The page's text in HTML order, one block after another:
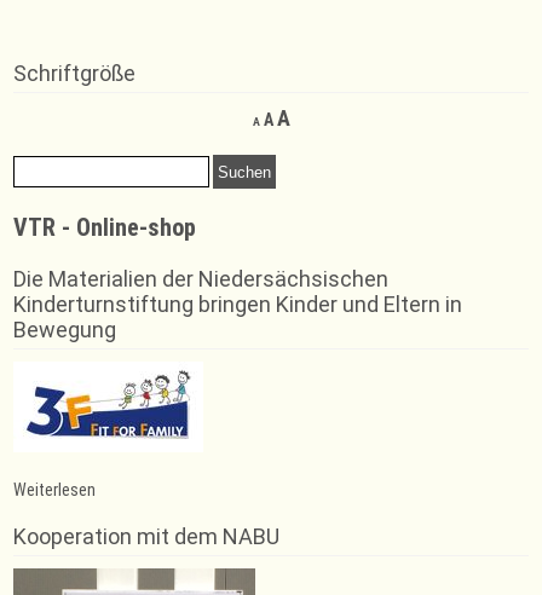
Schriftgröße
A
Decrease
font
AReset
size.
AIncrease
Suchen
nach:
VTR - Online-shop
Die Materialien der Niedersächsischen
Kinderturnstiftung bringen Kinder und Eltern in
Bewegung
Weiterlesen
Kooperation mit dem NABU